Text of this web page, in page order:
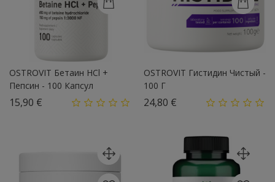
OSTROVIT Бетаин HCl +
Пепсин - 100 Капсул
15,90 €
OSTROVIT Гистидин Чистый -
100 Г
24,80 €